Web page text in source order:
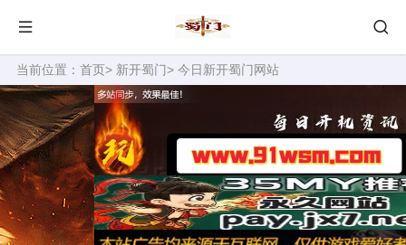
当前位置： 首页> 新开蜀门> 今日新开蜀门网站